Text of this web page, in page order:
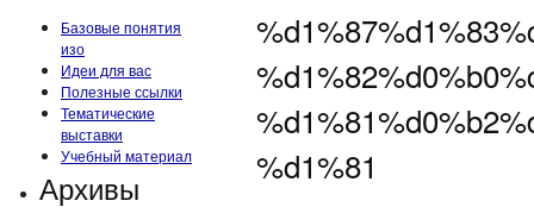
Базовые понятия
изо
Идеи для вас
Полезные ссылки
Тематические
выставки
Учебный материал
Архивы
%d1%81